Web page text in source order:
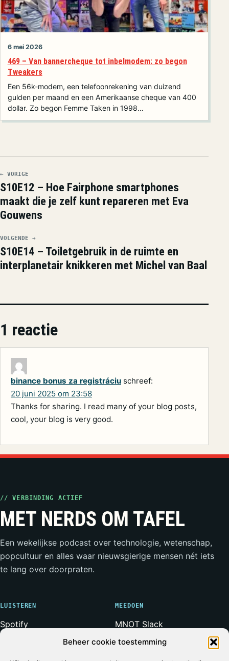
Beheer cookie toestemming
6 mei 2026
469 – Van bannercheque tot inbelmodem: zo begon
Tweakers
Een 56k-modem, een telefoonrekening van duizend
gulden per maand en een Amerikaanse cheque van 400
dollar. Zo begon Femme Taken in 1998…
← VORIGE
S10E12 – Hoe Fairphone smartphones
maakt die je zelf kunt repareren met Eva
Gouwens
VOLGENDE →
S10E14 – Toiletgebruik in de ruimte en
interplanetair knikkeren met Michel van Baal
1 reactie
binance bonus za registráciu schreef:
20 juni 2025 om 23:58
Thanks for sharing. I read many of your blog posts,
cool, your blog is very good.
// VERBINDING ACTIEF
MET NERDS OM TAFEL
Een wekelijkse podcast over technologie, wetenschap,
popcultuur en alles waar nieuwsgierige mensen nét iets
te lang over doorpraten.
LUISTEREN
Spotify
MEEDOEN
MNOT Slack
Weerwolven Slack